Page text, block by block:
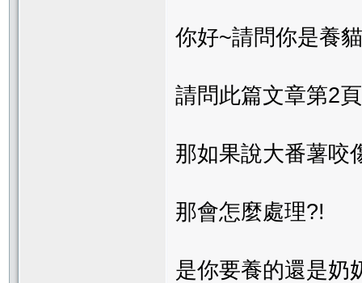
你好~請問你是養
請問此篇文章第2
那如果說大番薯咬
那會怎麼處理?!
是你要養的還是奶